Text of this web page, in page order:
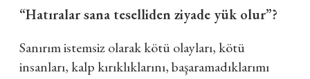
“Hatıralar sana teselliden ziyade yük olur”?
Sanırım istemsiz olarak kötü olayları, kötü
insanları, kalp kırıklıklarını, başaramadıklarımı